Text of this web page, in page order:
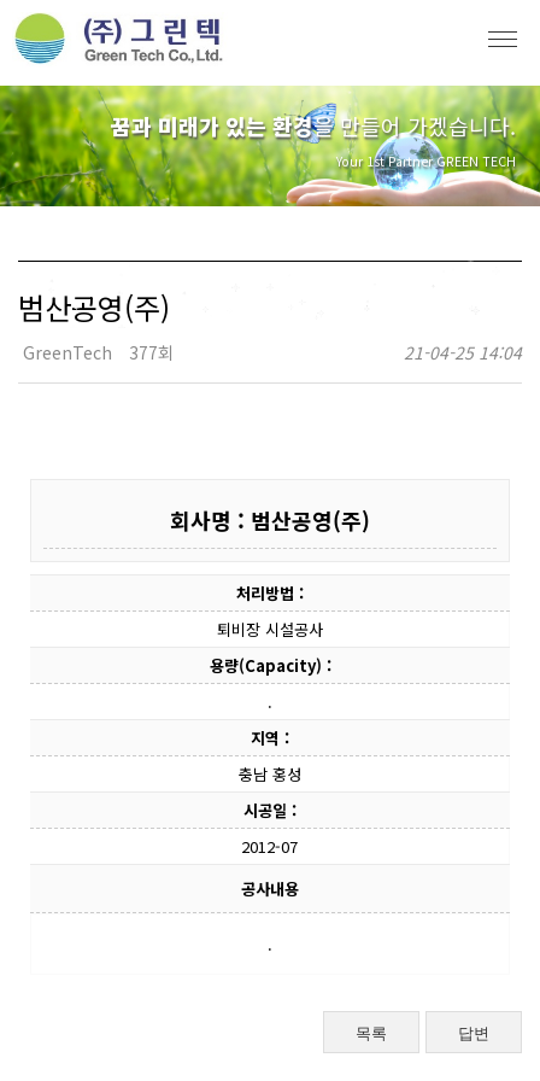
꿈과 미래가 있는 환경을 만들어 가겠습니다.
Your 1st Partner GREEN TECH
범산공영(주)
GreenTech 377회 21-04-25 14:04
회사명 : 범산공영(주)
처리방법 :
퇴비장 시설공사
용량(Capacity) :
.
지역 :
충남 홍성
시공일 :
2012-07
공사내용
.
목록 답변